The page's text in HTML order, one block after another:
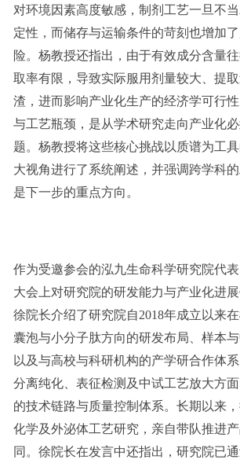
对环境因素高度敏感，制剂工艺一旦不
定性，而储存与运输条件的苛刻也增加
险。杨教授还指出，由于有效成分含量
取率有限，导致实际服用剂量较大、提
渣，进而影响产业化生产的经济学可行
与工艺瓶颈，是从学术研究走向产业化
题。杨教授将这些核心挑战以质谱为工
大视角进行了系统阐述，并强调跨学科
是下一步的重点方向。
作为受邀参会的泓九生命科学研究院代
大会上对研究院的研发能力与产业化进展
徐院长介绍了研究院自2018年成立以来
囊泡与小分子肽方向的研发布局、样本与
以及与高校与科研机构的产学研合作体
分离纯化、表征检测及中试工艺放大方
的技术链路与质量控制体系。长期以来
化学及外泌体工艺研究，亲自带队推进
同。徐院长在发言中还指出，研究院已